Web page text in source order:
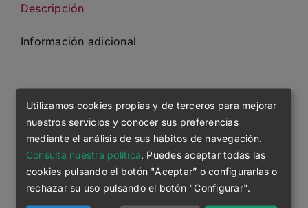
Descripción
Información adicional
Canalé 1×1 en el cuello
Cinta de refuerzo en el cuello del mismo
tejido
Manga montada
Utilizamos cookies propias y de terceros para mejorar
nuestros servicios y conocer sus preferencias
mediante el análisis de sus hábitos de navegación.
Consulta nuestra política . Puedes aceptar todas las
cookies pulsando el botón "Aceptar” o configurarlas o
rechazar su uso pulsando el botón "Configurar".